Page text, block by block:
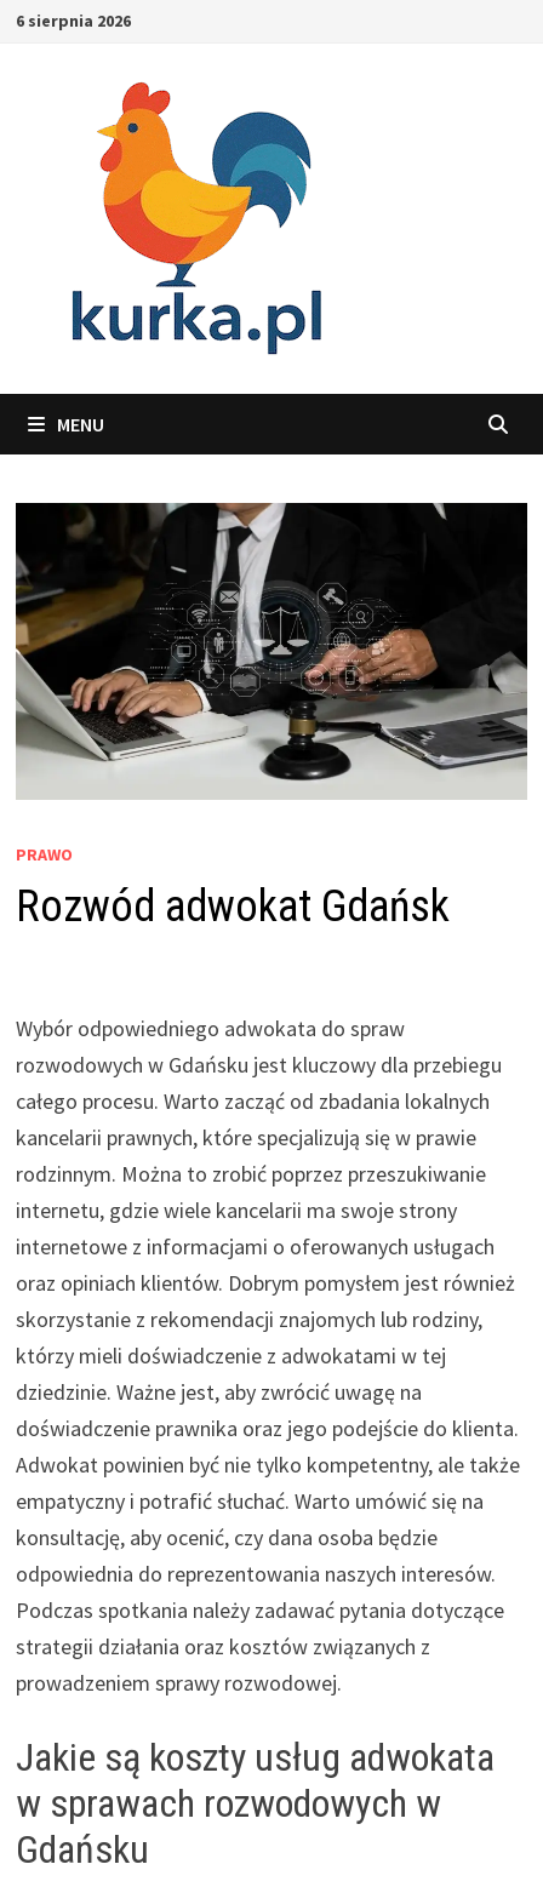
Skip6 sierpnia 2026
MENU
PRAWO
Rozwód adwokat Gdańsk
Wybór odpowiedniego adwokata do spraw
rozwodowych w Gdańsku jest kluczowy dla przebiegu
całego procesu. Warto zacząć od zbadania lokalnych
kancelarii prawnych, które specjalizują się w prawie
rodzinnym. Można to zrobić poprzez przeszukiwanie
internetu, gdzie wiele kancelarii ma swoje strony
internetowe z informacjami o oferowanych usługach
oraz opiniach klientów. Dobrym pomysłem jest również
skorzystanie z rekomendacji znajomych lub rodziny,
którzy mieli doświadczenie z adwokatami w tej
dziedzinie. Ważne jest, aby zwrócić uwagę na
doświadczenie prawnika oraz jego podejście do klienta.
Adwokat powinien być nie tylko kompetentny, ale także
empatyczny i potrafić słuchać. Warto umówić się na
konsultację, aby ocenić, czy dana osoba będzie
odpowiednia do reprezentowania naszych interesów.
Podczas spotkania należy zadawać pytania dotyczące
strategii działania oraz kosztów związanych z
prowadzeniem sprawy rozwodowej.
Jakie są koszty usług adwokata
w sprawach rozwodowych w
Gdańsku